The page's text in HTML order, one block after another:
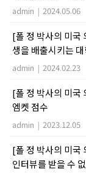
admin | 2024.05.06
[폴 정 박사의 미국
생을 배출시키는
admin | 2024.02.23
[폴 정 박사의 미국
엠켓 점수
admin | 2023.12.05
[폴 정 박사의 미국
인터뷰를 받을 수